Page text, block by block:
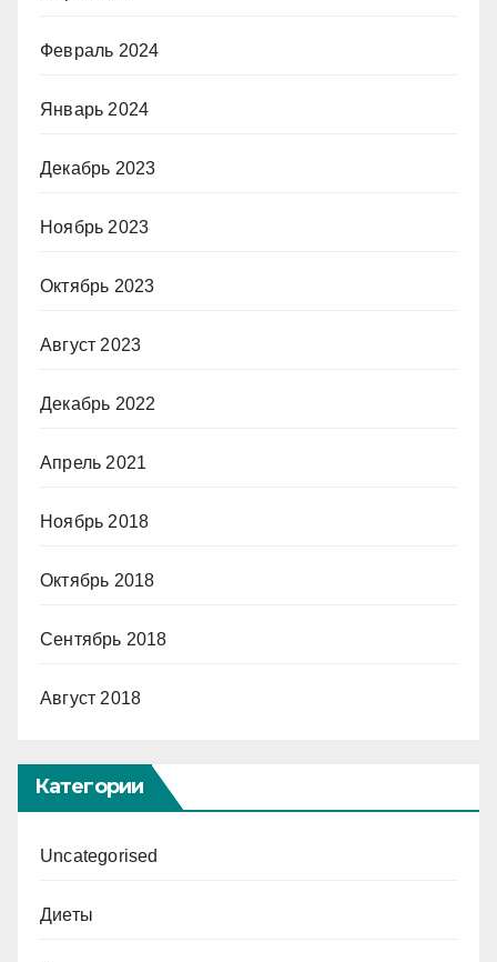
Февраль 2024
Январь 2024
Декабрь 2023
Ноябрь 2023
Октябрь 2023
Август 2023
Декабрь 2022
Апрель 2021
Ноябрь 2018
Октябрь 2018
Сентябрь 2018
Август 2018
Категории
Uncategorised
Диеты